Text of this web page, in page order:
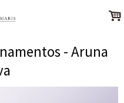
.
- Aruna